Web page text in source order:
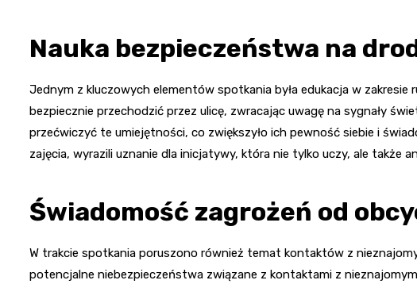
Nauka bezpieczeństwa na
Jednym z kluczowych elementów spotkania była edukacja w zakresie
bezpiecznie przechodzić przez ulicę, zwracając uwagę na sygnały
przećwiczyć te umiejętności, co zwiększyło ich pewność siebie i
zajęcia, wyrazili uznanie dla inicjatywy, która nie tylko uczy, ale także
Świadomość zagrożeń od
W trakcie spotkania poruszono również temat kontaktów z
potencjalne niebezpieczeństwa związane z kontaktami z